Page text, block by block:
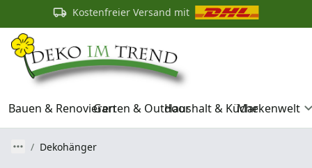
Kostenfreier Versand mit
Bauen & RenovierenGarten & OutdoorHaushalt & KücheMarkenwelt
Dekohänger